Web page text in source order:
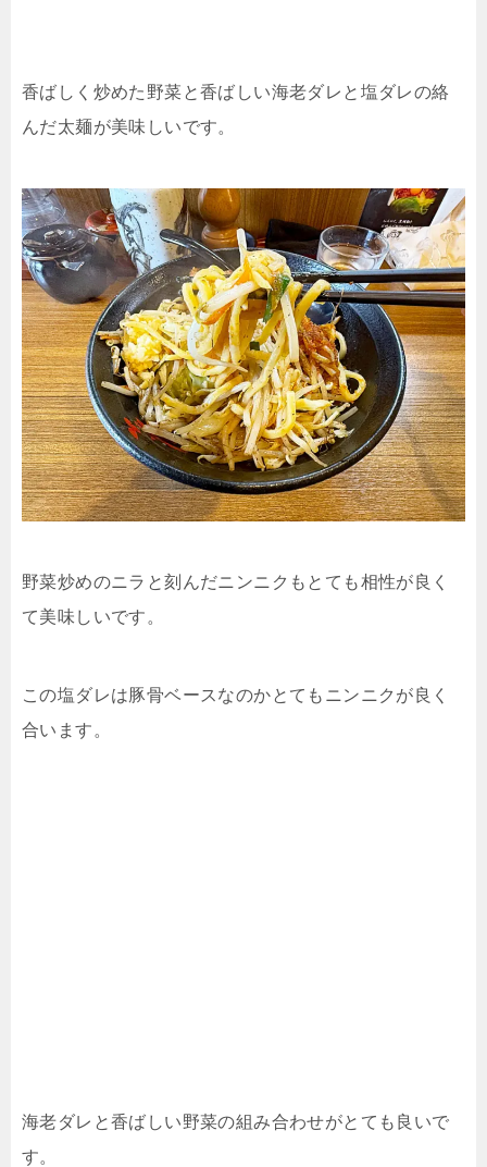
香ばしく炒めた野菜と香ばしい海老ダレと塩ダレの絡
んだ太麺が美味しいです。
野菜炒めのニラと刻んだニンニクもとても相性が良く
て美味しいです。
この塩ダレは豚骨ベースなのかとてもニンニクが良く
合います。
海老ダレと香ばしい野菜の組み合わせがとても良いで
す。